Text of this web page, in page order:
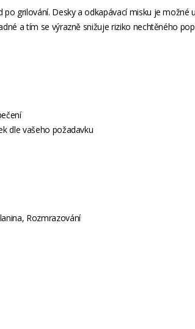
grilování. Desky a odkapávací misku je
a tím se výrazně snižuje riziko nechtěného
dle vašeho požadavku
Rozmrazování